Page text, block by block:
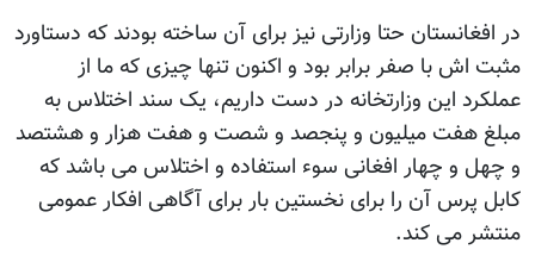
در افغانستان حتا وزارتی نيز برای آن ساخته بودند که دستاورد
مثبت اش با صفر برابر بود و اکنون تنها چيزی که ما از
عملکرد اين وزارتخانه در دست داريم، يک سند اختلاس به
مبلغ هفت ميليون و پنجصد و شصت و هفت هزار و هشتصد
و چهل و چهار افغانی سوء استفاده و اختلاس می باشد که
کابل پرس آن را برای نخستين بار برای آگاهی افکار عمومی
منتشر می کند.